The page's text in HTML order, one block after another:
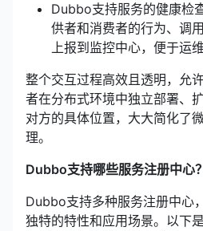
Dubbo支持服务的健康检
供者和消费者的行为、调
上报到监控中心，便于运
整个交互过程高效且透明，允
者在分布式环境中独立部署、
对方的具体位置，大大简化了
理。
Dubbo支持哪些服务注册中心
Dubbo支持多种服务注册中心
独特的特性和应用场景。以下